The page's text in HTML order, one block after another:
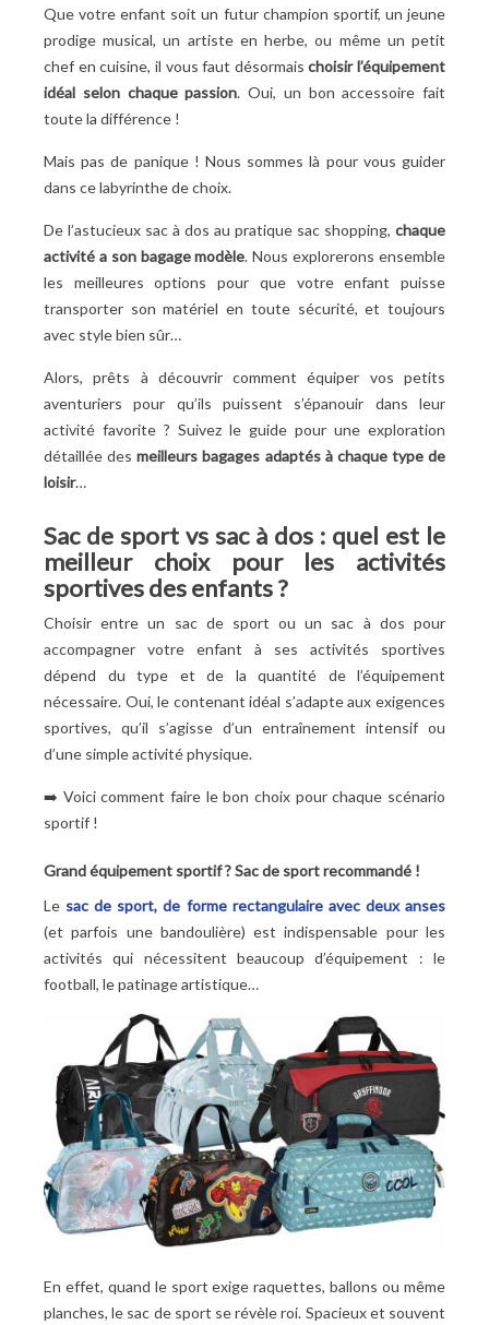
chefs
Couture et création : un joli bagage à customiser
L’aventure commence avec le bon bagage !
Que votre enfant soit un futur champion sportif, un jeune
prodige musical, un artiste en herbe, ou même un petit
chef en cuisine, il vous faut désormaischoisir l’équipement
idéal selon chaque passion. Oui, un bon accessoire fait
toute la différence !
Mais pas de panique ! Nous sommes là pour vous guider
dans ce labyrinthe de choix.
De l’astucieux sac à dos au pratique sac shopping, chaque
activité a son bagage modèle. Nous explorerons ensemble
les meilleures options pour que votre enfant puisse
transporter son matériel en toute sécurité, et toujours
avec style bien sûr…
Alors, prêts à découvrir comment équiper vos petits
aventuriers pour qu’ils puissent s’épanouir dans leur
activité favorite ? Suivez le guide pour une exploration
détaillée desmeilleurs bagages adaptés à chaque type de
loisir…
Sac de sport vs sac à dos : quel est le
meilleur choix pour les activités
sportives des enfants?
Choisir entre un sac de sport ou un sac à dos pour
accompagner votre enfant à ses activités sportives
dépend du type et de la quantité de l’équipement
nécessaire. Oui, le contenant idéal s’adapte aux exigences
sportives, qu’il s’agisse d’un entraînement intensif ou
d’une simple activité physique.
➡️ Voici comment faire le bon choix pour chaque scénario
sportif !
Grand équipement sportif? Sac de sport recommandé !
Le sac de sport, de forme rectangulaire avec deux anses
(et parfois une bandoulière) est indispensable pour les
activités qui nécessitent beaucoup d’équipement : le
football, le patinage artistique…
En effet, quand le sport exige raquettes, ballons ou même
planches, le sac de sport se révèle roi. Spacieux et souvent